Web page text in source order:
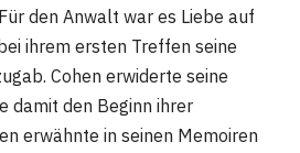
den Anwalt war es Liebe auf
ihrem ersten Treffen seine
Cohen erwiderte seine
damit den Beginn ihrer
erwähnte in seinen Memoiren